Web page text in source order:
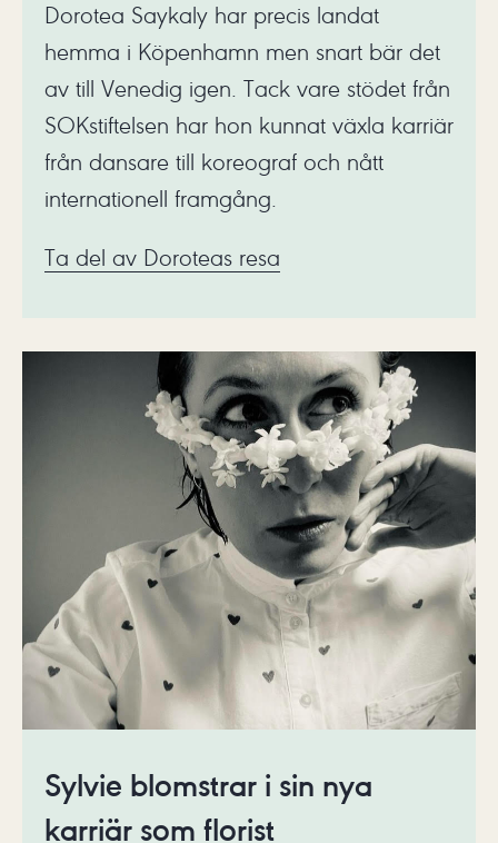
Dorotea Saykaly har precis landat
hemma i Köpenhamn men snart bär det
av till Venedig igen. Tack vare stödet från
SOKstiftelsen har hon kunnat växla karriär
från dansare till koreograf och nått
internationell framgång.
Ta del av Doroteas resa
Sylvie blomstrar i sin nya
karriär som florist